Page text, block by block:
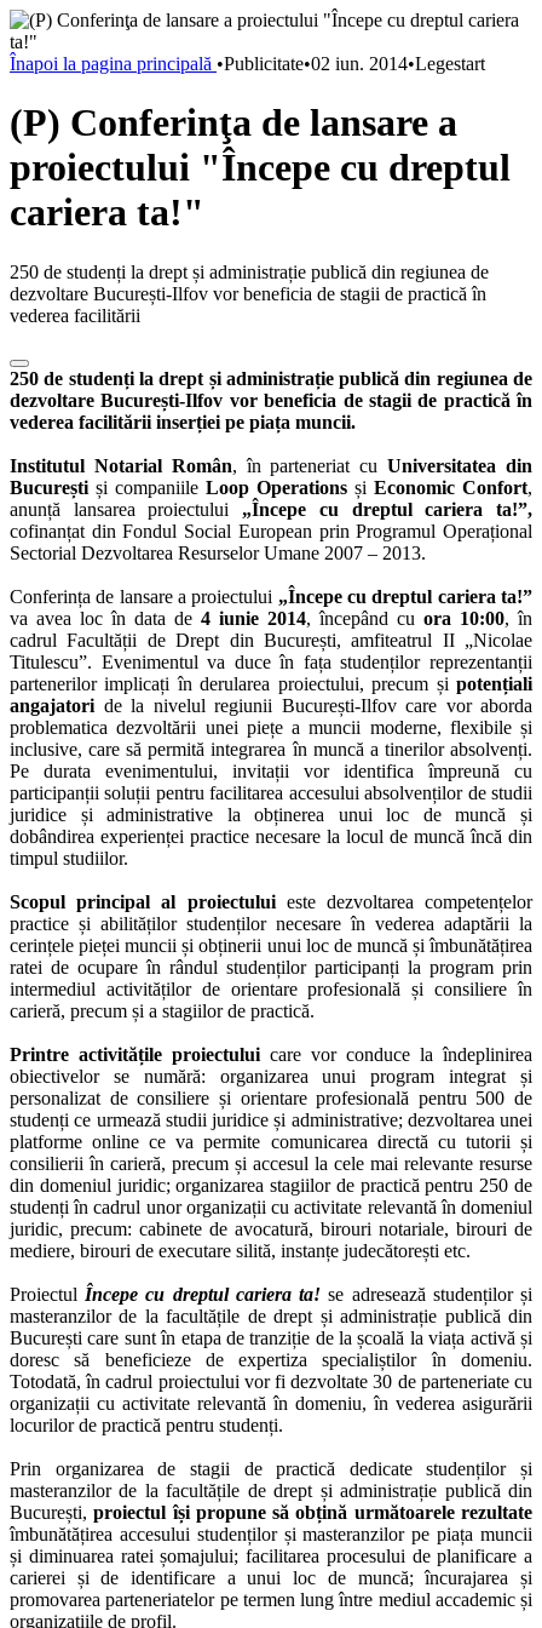
Înapoi la pagina principală •Publicitate•02 iun. 2014•Legestart
(P) Conferinţa de lansare a
proiectului "Începe cu dreptul
cariera ta!"
250 de studenți la drept și administrație publică din regiunea de
dezvoltare București-Ilfov vor beneficia de stagii de practică în
vederea facilitării
250 de studenți la drept și administrație publică din regiunea de
dezvoltare București-Ilfov vor beneficia de stagii de practică în
vederea facilitării inserției pe piața muncii.
Institutul Notarial Român, în parteneriat cuUniversitatea din
București și companiile Loop Operations și Economic Confort,
anunță lansarea proiectului „Începe cu dreptul cariera ta!”,
cofinanțat din Fondul Social European prin Programul Operațional
Sectorial Dezvoltarea Resurselor Umane 2007 – 2013.
Conferința de lansare a proiectului „Începe cu dreptul cariera ta!”
va avea loc în data de 4 iunie 2014, începând cu ora 10:00, în
cadrul Facultății de Drept din București, amfiteatrul II „Nicolae
Titulescu”. Evenimentul va duce în fața studenților reprezentanții
partenerilor implicați în derularea proiectului, precum și potențiali
angajatori de la nivelul regiunii București-Ilfov care vor aborda
problematica dezvoltării unei piețe a muncii moderne, flexibile și
inclusive, care să permită integrarea în muncă a tinerilor absolvenți.
Pe durata evenimentului, invitații vor identifica împreună cu
participanții soluții pentru facilitarea accesului absolvenților de studii
juridice și administrative la obținerea unui loc de muncă și
dobândirea experienței practice necesare la locul de muncă încă din
timpul studiilor.
Scopul principal al proiectuluieste dezvoltarea competențelor
practice și abilităților studenților necesare în vederea adaptării la
cerințele pieței muncii și obținerii unui loc de muncă și îmbunătățirea
ratei de ocupare în rândul studenților participanți la program prin
intermediul activităților de orientare profesională și consiliere în
carieră, precum și a stagiilor de practică.
Printre activitățile proiectului care vor conduce la îndeplinirea
obiectivelor se numără: organizarea unui program integrat și
personalizat de consiliere și orientare profesională pentru 500 de
studenți ce urmează studii juridice și administrative; dezvoltarea unei
platforme online ce va permite comunicarea directă cu tutorii și
consilierii în carieră, precum și accesul la cele mai relevante resurse
din domeniul juridic; organizarea stagiilor de practică pentru 250 de
studenți în cadrul unor organizații cu activitate relevantă în domeniul
juridic, precum: cabinete de avocatură, birouri notariale, birouri de
mediere, birouri de executare silită, instanțe judecătorești etc.
Proiectul Începe cu dreptul cariera ta! se adresează studenților și
masteranzilor de la facultățile de drept și administrație publică din
București care sunt în etapa de tranziție de la școală la viața activă și
doresc să beneficieze de expertiza specialiștilor în domeniu.
Totodată, în cadrul proiectului vor fi dezvoltate 30 de parteneriate cu
organizații cu activitate relevantă în domeniu, în vederea asigurării
locurilor de practică pentru studenți.
Prin organizarea de stagii de practică dedicate studenților și
masteranzilor de la facultățile de drept și administrație publică din
București,proiectul își propune să obțină următoarele rezultate
îmbunătățirea accesului studenților și masteranzilor pe piața muncii
și diminuarea ratei șomajului; facilitarea procesului de planificare a
carierei și de identificare a unui loc de muncă; încurajarea și
promovarea parteneriatelor pe termen lung între mediul accademic și
organizațiile de profil.